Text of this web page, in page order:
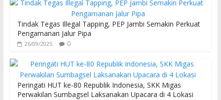
Tindak Tegas Illegal Tapping, PEP Jambi Semakin Perkuat
Pengamanan Jalur Pipa
26/09/2025 0
Peringati HUT ke-80 Republik Indonesia, SKK Migas
Perwakilan Sumbagsel Laksanakan Upacara di 4 Lokasi